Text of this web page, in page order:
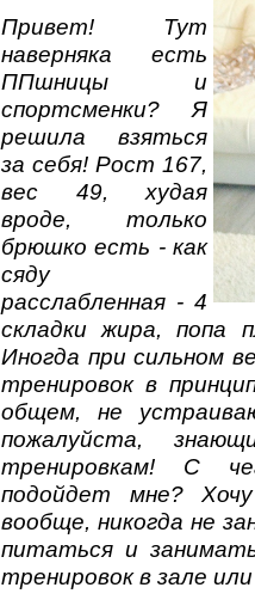
Привет! Тут
наверняка есть
ППшницы и
спортсменки? Я
решила взяться
за себя! Рост 167,
вес 49, худая
вроде, только
брюшко есть - как
сяду
расслабленная - 4
складки жира, попа
Иногда при сильном
тренировок в
общем, не
пожалуйста,
тренировкам! С
подойдет мне?
вообще, никогда не
питаться и
тренировок в зале